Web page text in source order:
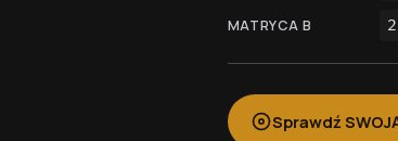
MATRYCA B
Sprawdź